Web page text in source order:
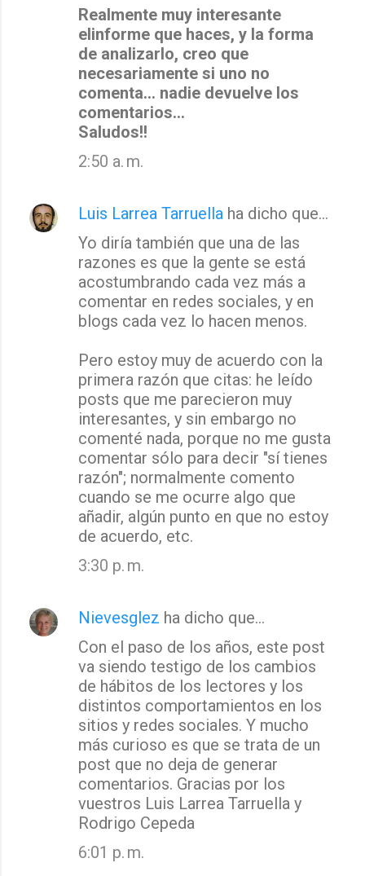
Realmente muy interesante
elinforme que haces, y la forma
de analizarlo, creo que
necesariamente si uno no
comenta... nadie devuelve los
comentarios...
Saludos!!
2:50 a. m.
Luis Larrea Tarruella ha dicho que…
Yo diría también que una de las
razones es que la gente se está
acostumbrando cada vez más a
comentar en redes sociales, y en
blogs cada vez lo hacen menos.
Pero estoy muy de acuerdo con la
primera razón que citas: he leído
posts que me parecieron muy
interesantes, y sin embargo no
comenté nada, porque no me gusta
comentar sólo para decir "sí tienes
razón"; normalmente comento
cuando se me ocurre algo que
añadir, algún punto en que no estoy
de acuerdo, etc.
3:30 p. m.
Nievesglez ha dicho que…
Con el paso de los años, este post
va siendo testigo de los cambios
de hábitos de los lectores y los
distintos comportamientos en los
sitios y redes sociales. Y mucho
más curioso es que se trata de un
post que no deja de generar
comentarios. Gracias por los
vuestros Luis Larrea Tarruella y
Rodrigo Cepeda
6:01 p. m.